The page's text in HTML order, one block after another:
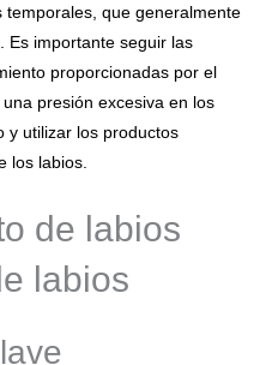
que generalmente
Es importante seguir las
proporcionadas por el
presión excesiva en los
y utilizar los productos
los labios.
de labios
labios